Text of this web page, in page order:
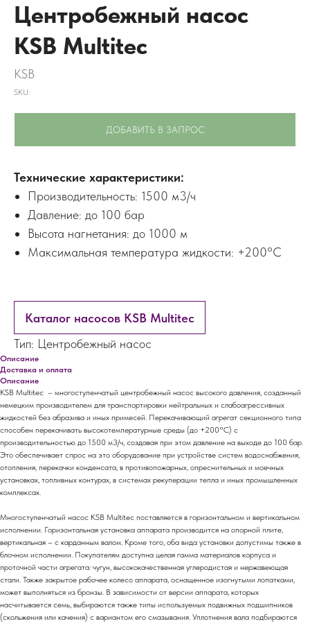
Центробежный насос
KSB Multitec
KSB
SKU:
ДОБАВИТЬ В ЗАПРОС
Технические характеристики:
Производительность: 1500 м3/ч
Давление: до 100 бар
Высота нагнетания: до 1000 м
Максимальная температура жидкости: +200°C
Каталог насосов KSB Multitec
Тип: Центробежный насос
Описание
Доставка и оплата
Описание
KSB Multitec – многоступенчатый центробежный насос высокого давления, созданный
немецким производителем для транспортировки нейтральных и слабоагрессивных
жидкостей без абразива и иных примесей. Перекачивающий агрегат секционного типа
способен перекачивать высокотемпературные среды (до +200°C) с
производительностью до 1500 м3/ч, создавая при этом давление на выходе до 100 бар.
Это обеспечивает спрос на это оборудование при устройстве систем водоснабжения,
отопления, перекачки конденсата, в противопожарных, опреснительных и моечных
установках, топливных контурах, в системах рекуперации тепла и иных промышленных
комплексах.
Многоступенчатый насос KSB Multitec поставляется в горизонтальном и вертикальном
исполнении. Горизонтальная установка аппарата производится на опорной плите,
вертикальная – с карданным валом. Кроме того, оба вида установки допустимы также в
блочном исполнении. Покупателям доступна целая гамма материалов корпуса и
проточной части агрегата: чугун, высококачественная углеродистая и нержавеющая
стали. Также закрытое рабочее колесо аппарата, оснащенное изогнутыми лопатками,
может выполняться из бронзы. В зависимости от версии аппарата, которых
насчитывается семь, выбираются также типы используемых подвижных подшипников
(скольжения или качения) с вариантом его смазывания. Уплотнения вала подбираются